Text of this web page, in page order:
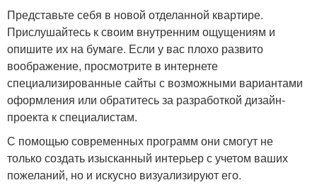
Представьте себя в новой отделанной квартире.
Прислушайтесь к своим внутренним ощущениям и
опишите их на бумаге. Если у вас плохо развито
воображение, просмотрите в интернете
специализированные сайты с возможными вариантами
оформления или обратитесь за разработкой дизайн-
проекта к специалистам.
С помощью современных программ они смогут не
только создать изысканный интерьер с учетом ваших
пожеланий, но и искусно визуализируют его.